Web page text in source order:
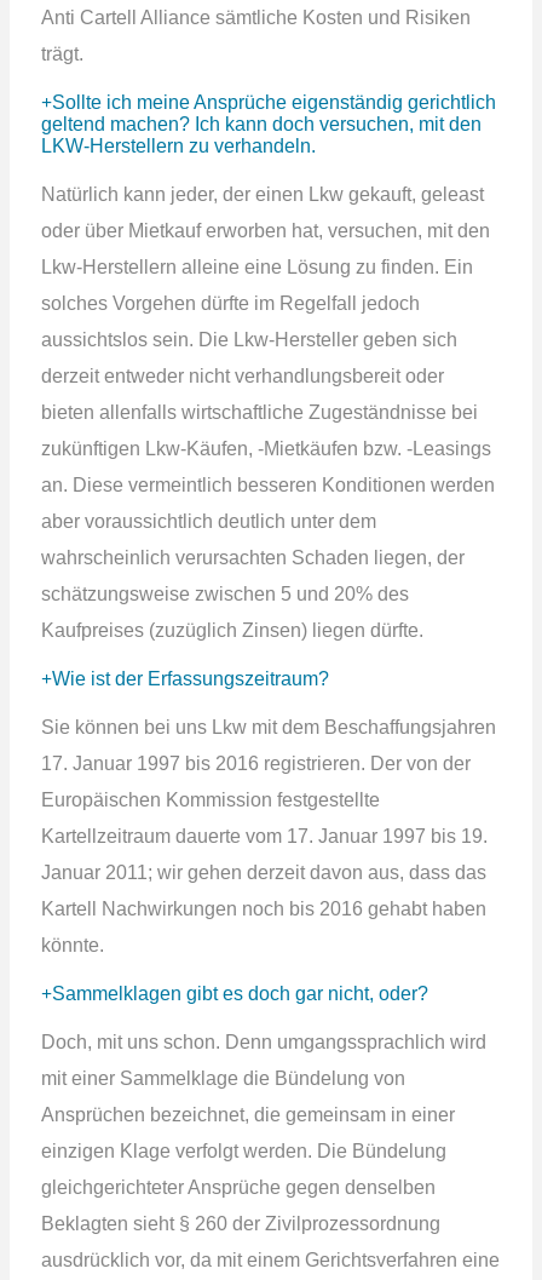
Anti Cartell Alliance sämtliche Kosten und Risiken
trägt.
Sollte ich meine Ansprüche eigenständig gerichtlich
geltend machen? Ich kann doch versuchen, mit den
LKW-Herstellern zu verhandeln.
Natürlich kann jeder, der einen Lkw gekauft, geleast
oder über Mietkauf erworben hat, versuchen, mit den
Lkw-Herstellern alleine eine Lösung zu finden. Ein
solches Vorgehen dürfte im Regelfall jedoch
aussichtslos sein. Die Lkw-Hersteller geben sich
derzeit entweder nicht verhandlungsbereit oder
bieten allenfalls wirtschaftliche Zugeständnisse bei
zukünftigen Lkw-Käufen, -Mietkäufen bzw. -Leasings
an. Diese vermeintlich besseren Konditionen werden
aber voraussichtlich deutlich unter dem
wahrscheinlich verursachten Schaden liegen, der
schätzungsweise zwischen 5 und 20% des
Kaufpreises (zuzüglich Zinsen) liegen dürfte.
Wie ist der Erfassungszeitraum?
Sie können bei uns Lkw mit dem Beschaffungsjahren
17. Januar 1997 bis 2016 registrieren. Der von der
Europäischen Kommission festgestellte
Kartellzeitraum dauerte vom 17. Januar 1997 bis 19.
Januar 2011; wir gehen derzeit davon aus, dass das
Kartell Nachwirkungen noch bis 2016 gehabt haben
könnte.
Sammelklagen gibt es doch gar nicht, oder?
Doch, mit uns schon. Denn umgangssprachlich wird
mit einer Sammelklage die Bündelung von
Ansprüchen bezeichnet, die gemeinsam in einer
einzigen Klage verfolgt werden. Die Bündelung
gleichgerichteter Ansprüche gegen denselben
Beklagten sieht § 260 der Zivilprozessordnung
ausdrücklich vor, da mit einem Gerichtsverfahren eine